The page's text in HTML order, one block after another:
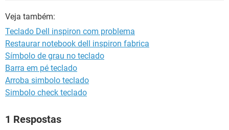
Veja também:
Teclado Dell inspiron com problema
Restaurar notebook dell inspiron fabrica
Símbolo de grau no teclado
Barra em pé teclado
Arroba simbolo teclado
Simbolo check teclado
1 Respostas